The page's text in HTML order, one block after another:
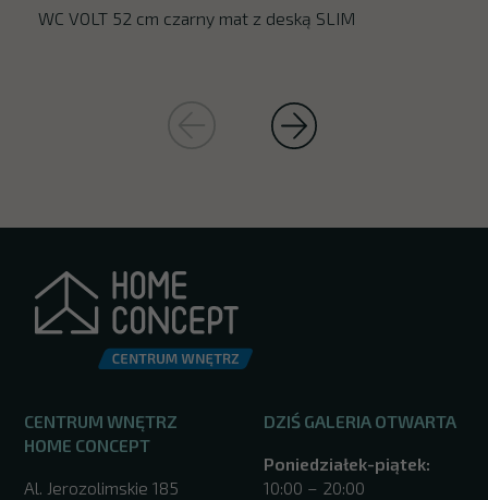
WC VOLT 52 cm czarny mat z deską SLIM
CENTRUM WNĘTRZ
HOME CONCEPT
Al. Jerozolimskie 185
DZIŚ GALERIA OTWARTA
Poniedziałek-piątek:
10:00 – 20:00